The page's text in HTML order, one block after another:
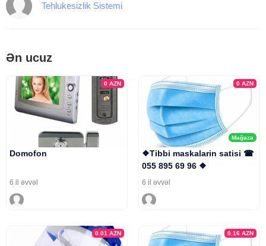
Tehlukesizlik Sistemi
Ən ucuz
0AZN
Domofon
6 il əvvəl
Mağaza
0 AZN
❖Tibbi maskalarin satisi ☎
055 895 69 96 ❖
6 il əvvəl
0.01AZN 0.16 AZN